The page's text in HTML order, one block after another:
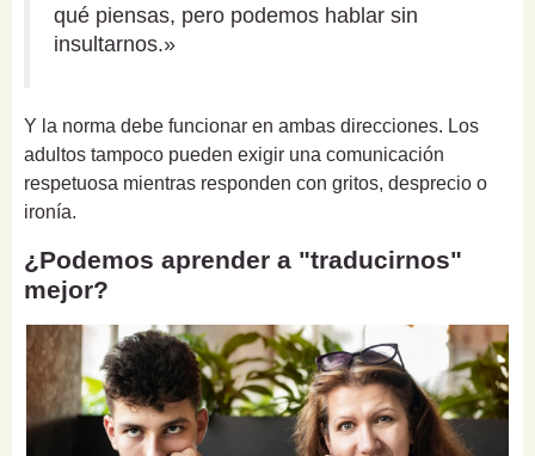
qué piensas, pero podemos hablar sin
insultarnos.»
Y la norma debe funcionar en ambas direcciones. Los
adultos tampoco pueden exigir una comunicación
respetuosa mientras responden con gritos, desprecio o
ironía.
¿Podemos aprender a "traducirnos"
mejor?